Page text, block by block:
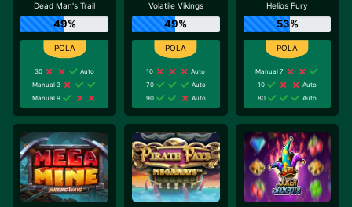
Dead Man's Trail
49%
30
Auto
Manual 3
Manual 9
Volatile Vikings
49%
10
Auto
70
Auto
90
Auto
Helios Fury
53%
Manual 7
10
Auto
80
Auto